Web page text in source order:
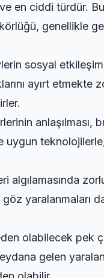
en ciddi türdür.
genellikle
sosyal
ayırt
anlaşılması,
uygun
algılamasında
yaralanmaları
olabilecek pek
gelen